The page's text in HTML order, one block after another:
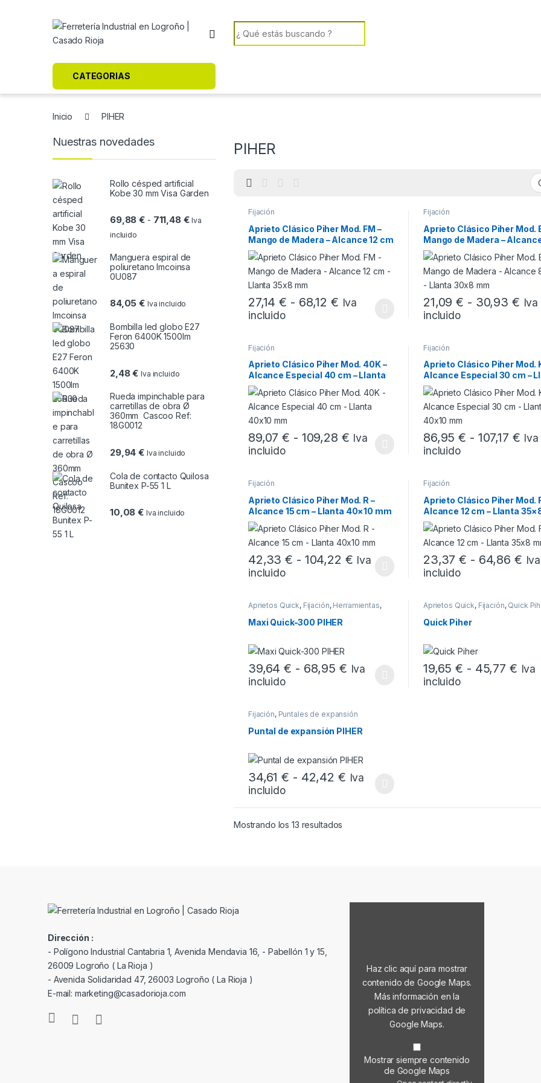
Search for:
CATEGORIAS
Inicio PIHER
PIHER
Fijación
Aprieto Clásico Piher Mod. FM –
Mango de Madera – Alcance 12 cm
– Llanta 35×8 mm
27,14€ - 68,12 €Rango de precios: desde 27,14 €
Iva
incluido
Este producto tiene múltiples variantes. Las opciones se pueden elegir
Fijación
Aprieto Clásico Piher Mod.
Mango de Madera –
cm – Llanta 30×8 mm
21,09€ - 30,93 € Iva
incluido
Este producto tiene múltiples
Fijación
Aprieto Clásico Piher Mod. 40K –
Alcance Especial 40 cm – Llanta
40×10 mm
89,07€ - 109,28 €Rango de precios: desde 89,07 €
Iva
incluido
Este producto tiene múltiples variantes. Las opciones se pueden elegir
Fijación
Aprieto Clásico Piher Mod.
Alcance Especial 30 cm –
40×10 mm
86,95€ - 107,17 € Iva
incluido
Este producto tiene múltiples
Fijación
Aprieto Clásico Piher Mod. R –
Alcance 15 cm – Llanta 40×10 mm
42,33€ - 104,22 €Rango de precios: desde 42,33
Iva
incluido
Este producto tiene múltiples variantes. Las opciones se pueden elegir
Fijación
Aprieto Clásico Piher Mod.
Alcance 12 cm – Llanta
23,37€ - 64,86 € Iva
incluido
Este producto tiene múltiples
Aprietos Quick, Fijación, Herramientas,
Quick Piher
Maxi Quick-300 PIHER
39,64€ - 68,95 €Rango de precios: desde 39,64 €
Iva
incluido
Este producto tiene múltiples variantes. Las opciones se pueden elegir
Aprietos Quick, Fijación, Quick
Quick Piher
19,65€ - 45,77 € Iva
incluido
Este producto tiene múltiples
Fijación, Puntales de expansión
Puntal de expansión PIHER
34,61€ - 42,42 €Rango de precios: desde 34,61 €
Iva
incluido
Este producto tiene múltiples variantes. Las opciones se pueden elegir en
Mostrando los 13 resultados
Nuestras novedades
Rollo césped artificial
Kobe 30 mm Visa Garden
69,88€ - 711,48 €Rango de precios: desde 69,88 € hasta 711,48 €
Iva
incluido
Manguera espiral de
poliuretano Imcoinsa
0U087
84,05€ Iva incluido
Bombilla led globo E27
Feron 6400K 1500lm
25630
2,48€ Iva incluido
Rueda impinchable para
carretillas de obra Ø
360mm Cascoo Ref:
18G0012
29,94€ Iva incluido
Cola de contacto Quilosa
Bunitex P-55 1 L
10,08€ Iva incluido
Dirección :
- Polígono Industrial Cantabria 1, Avenida Mendavia 16, - Pabellón 1 y 15,
26009 Logroño ( La Rioja )
- Avenida Solidaridad 47, 26003 Logroño ( La Rioja )
E-mail: marketing@casadorioja.com
Haz clic aquí para mostrar
contenido de Google Maps.
Más información en la
política de privacidad de
Google Maps.
Mostrar siempre contenido
de Google Maps